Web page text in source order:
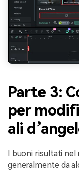
Parte 3:
per
ali
I buoni risultati nel
generalmente da